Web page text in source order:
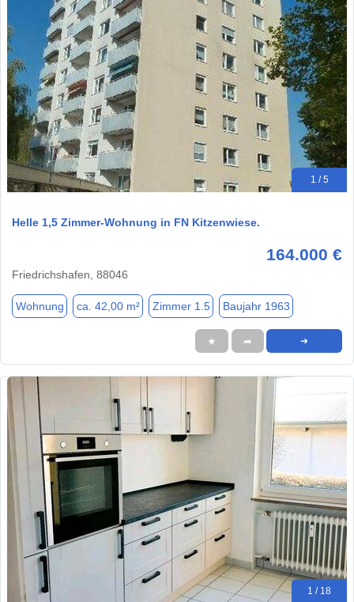
1 / 5
Helle 1,5 Zimmer-Wohnung in FN Kitzenwiese.
164.000 €
Friedrichshafen, 88046
Wohnung ca. 42,00 m² Zimmer 1.5 Baujahr 1963
★ ➦ ➜
1 / 18